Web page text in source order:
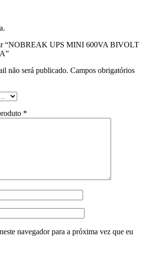
“NOBREAK UPS MINI 600VA BIVOLT
não será publicado. Campos obrigatórios
*
navegador para a próxima vez que eu